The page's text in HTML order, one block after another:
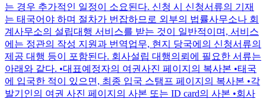
는 경우 추가적인 일정이 소요된다. 신청 시 신청서류의 기재
는 태국어야 하며 절차가 번잡하므로 외부의 법률사무소나 회
계사무소의 설립대행 서비스를 받는 것이 일반적이며, 서비스
에는 정관의 작성 지원과 번역업무, 현지 당국에의 신청서류의
제공 대행 등이 포함된다. 회사설립 대행의뢰에 필요한 서류는
아래와 같다. •대표예정자의 여권사진 페이지의 복사본 •태국
에 입국한 적이 있으면, 최종 입국 스탬프 페이지의 복사본 •각
발기인의 여권 사진 페이지의 사본 또는 ID card의 사본 •회사